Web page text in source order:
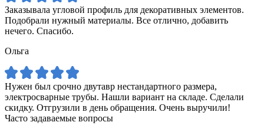
Заказывала угловой профиль для декоративных элементов.
Подобрали нужный материалы. Все отлично, добавить
нечего. Спасибо.
Ольга
Нужен был срочно двутавр нестандартного размера,
электросварные трубы. Нашли вариант на складе. Сделали
скидку. Отгрузили в день обращения. Очень выручили!
Часто задаваемые вопросы